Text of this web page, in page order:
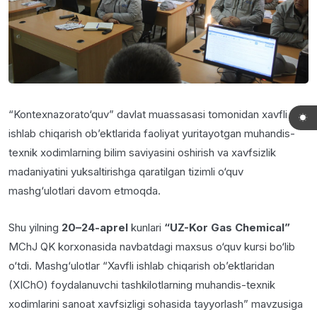
“Kontexnazorato‘quv” davlat muassasasi tomonidan xavfli
ishlab chiqarish ob’ektlarida faoliyat yuritayotgan muhandis-
texnik xodimlarning bilim saviyasini oshirish va xavfsizlik
madaniyatini yuksaltirishga qaratilgan tizimli o‘quv
mashg‘ulotlari davom etmoqda.
Shu yilning 20–24-aprel kunlari “UZ-Kor Gas Chemical”
MChJ QK korxonasida navbatdagi maxsus o‘quv kursi bo‘lib
o‘tdi. Mashg‘ulotlar “Xavfli ishlab chiqarish ob’ektlaridan
(XIChO) foydalanuvchi tashkilotlarning muhandis-texnik
xodimlarini sanoat xavfsizligi sohasida tayyorlash” mavzusiga